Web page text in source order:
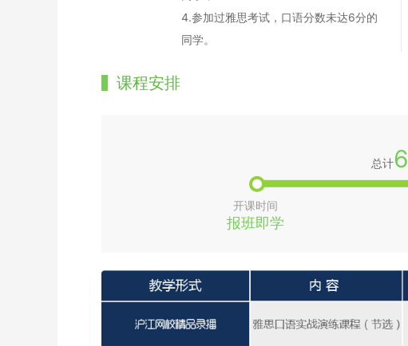
4.参加过雅思考试，口语分数未达6分的
同学。
课程安排
总计6
开课时间
报班即学